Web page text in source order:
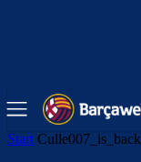
Start Culle007_is_back